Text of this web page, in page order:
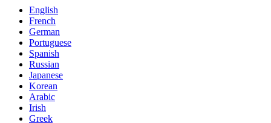
English
French
German
Portuguese
Spanish
Russian
Japanese
Korean
Arabic
Irish
Greek